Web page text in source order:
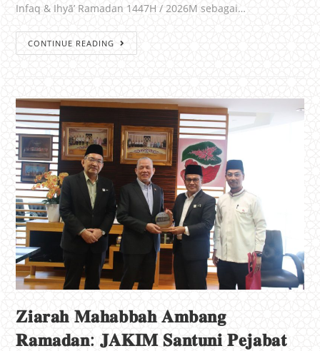
Infaq & Ihyā’ Ramadan 1447H / 2026M sebagai…
CONTINUE READING
𝐙𝐢𝐚𝐫𝐚𝐡 𝐌𝐚𝐡𝐚𝐛𝐛𝐚𝐡 𝐀𝐦𝐛𝐚𝐧𝐠
𝐑𝐚𝐦𝐚𝐝𝐚𝐧: 𝐉𝐀𝐊𝐈𝐌 𝐒𝐚𝐧𝐭𝐮𝐧𝐢 𝐏𝐞𝐣𝐚𝐛𝐚𝐭